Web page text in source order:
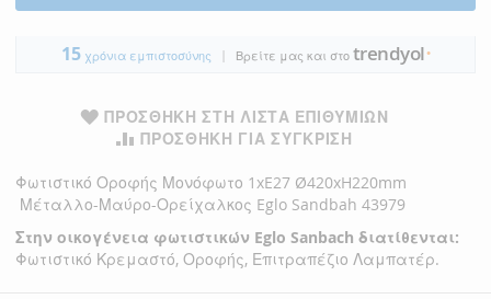
15χρόνια εμπιστοσύνης | Βρείτε μας και στο trendyol ●
ΠΡΟΣΘΉΚΗ ΣΤΗ ΛΊΣΤΑ ΕΠΙΘΥΜΙΏΝ
ΠΡΟΣΘΉΚΗ ΓΙΑ ΣΎΓΚΡΙΣΗ
Φωτιστικό Οροφής Μονόφωτο 1xE27 Ø420xH220mm
Μέταλλο-Μαύρο-Ορείχαλκος Eglo Sandbah 43979
Στην οικογένεια φωτιστικών Eglo Sanbach διατίθενται:
Φωτιστικό Κρεμαστό, Οροφής, Επιτραπέζιο Λαμπατέρ.